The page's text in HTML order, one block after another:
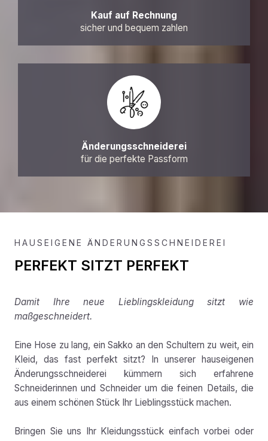
Kauf auf Rechnung
sicher und bequem zahlen
Änderungsschneiderei
für die perfekte Passform
HAUSEIGENE ÄNDERUNGSSCHNEIDEREI
PERFEKT SITZT PERFEKT
Damit Ihre neue Lieblingskleidung sitzt wie
maßgeschneidert.
Eine Hose zu lang, ein Sakko an den Schultern zu weit, ein
Kleid, das fast perfekt sitzt? In unserer hauseigenen
Änderungsschneiderei kümmern sich erfahrene
Schneiderinnen und Schneider um die feinen Details, die
aus einem schönen Stück Ihr Lieblingsstück machen.
Bringen Sie uns Ihr Kleidungsstück einfach vorbei oder